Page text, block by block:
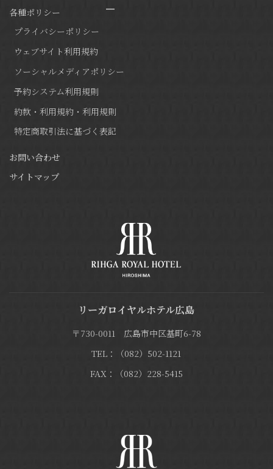
各種ポリシー
プライバシーポリシー
ウェブサイト利用規約
ソーシャルメディアポリシー
予約システム利用規則
約款・利用規約・利用規則
特定商取引法に基づく表記
お問い合わせ
サイトマップ
リーガロイヤルホテル広島
〒730-0011 広島市中区基町6-78
TEL：（082）502-1121
FAX：（082）228-5415